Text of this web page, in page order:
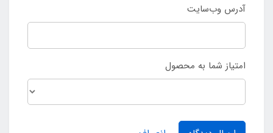
آدرس وب‌سایت
امتیاز شما به محصول